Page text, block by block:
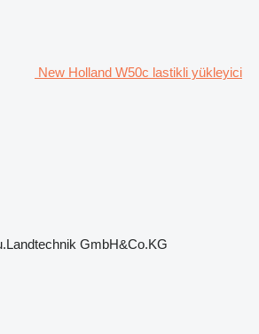
New Holland W50c lastikli yükleyici
GmbH&Co.KG